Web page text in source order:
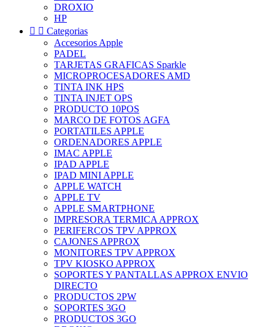
DROXIO
HP
  Categorias
Accesorios Apple
PADEL
TARJETAS GRAFICAS Sparkle
MICROPROCESADORES AMD
TINTA INK HPS
TINTA INJET OPS
PRODUCTO 10POS
MARCO DE FOTOS AGFA
PORTATILES APPLE
ORDENADORES APPLE
IMAC APPLE
IPAD APPLE
IPAD MINI APPLE
APPLE WATCH
APPLE TV
APPLE SMARTPHONE
IMPRESORA TERMICA APPROX
PERIFERCOS TPV APPROX
CAJONES APPROX
MONITORES TPV APPROX
TPV KIOSKO APPROX
SOPORTES Y PANTALLAS APPROX ENVIO
DIRECTO
PRODUCTOS 2PW
SOPORTES 3GO
PRODUCTOS 3GO